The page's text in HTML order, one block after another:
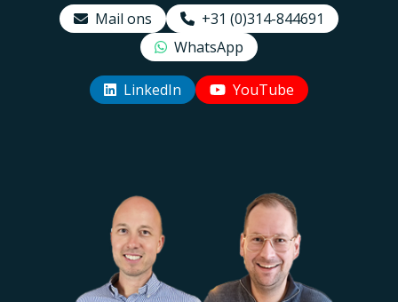
Mail ons
+31 (0)314-844691
WhatsApp
LinkedIn YouTube